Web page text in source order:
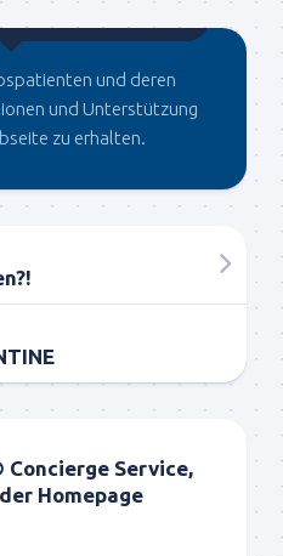
und deren
und Unterstützung
zu erhalten.
Concierge Service,
Homepage